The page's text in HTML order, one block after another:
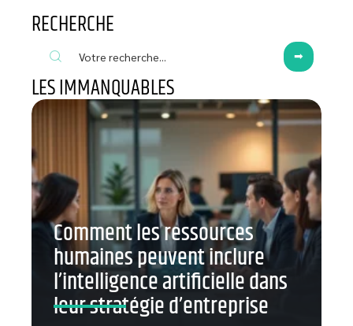
RECHERCHE
LES IMMANQUABLES
Comment les ressources
humaines peuvent inclure
l’intelligence artificielle dans
leur stratégie d’entreprise